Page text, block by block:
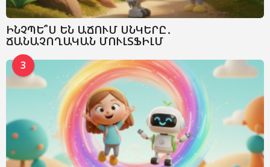
ԻՆՉՊԵ՞Ս ԵՆ ԱՃՈՒՄ ՍՆԿԵՐԸ․
ՃԱՆԱՉՈՂԱԿԱՆ ՄՈՒԼՏՖԻԼՄ
3